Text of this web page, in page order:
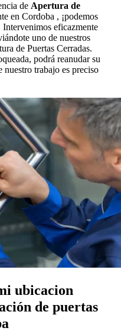
de Apertura de
en Cordoba , ¡podemos
eficazmente
uno de nuestros
de Puertas Cerradas.
podrá reanudar su
nuestro trabajo es preciso
ubicacion
de puertas